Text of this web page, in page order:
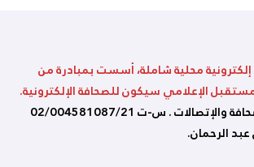
محلية شاملة، أسست بمبادرة من
الإعلامي سيكون للصحافة الإلكترونية.
تصدر عن – وكالة الصحافة والإتصالات . س-ت 02/004581087/21
عبد الرحمان.